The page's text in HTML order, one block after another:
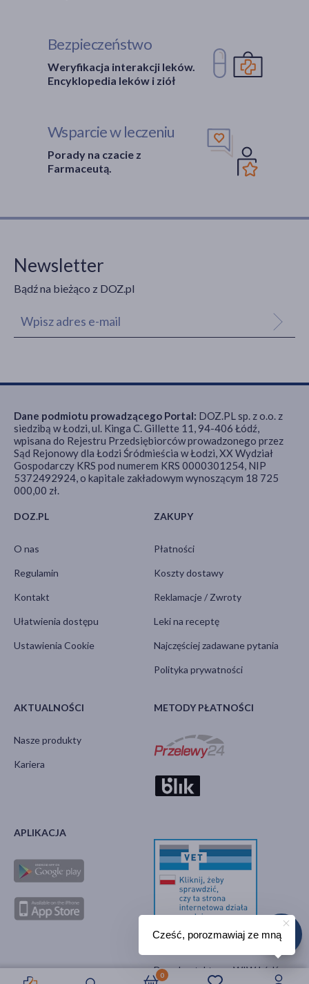
0
Bezpieczeństwo
Weryfikacja interakcji leków.
Encyklopedia leków i ziół
Wsparcie w leczeniu
Porady na czacie z
Farmaceutą.
Newsletter
Bądź na bieżąco z DOZ.pl
DOZ.PL
O nas
Regulamin
Kontakt
Ułatwienia dostępu
Ustawienia Cookie
ZAKUPY
Płatności
Koszty dostawy
Reklamacje / Zwroty
Leki na receptę
Najczęściej zadawane pytania
Polityka prywatności
AKTUALNOŚCI
Nasze produkty
Kariera
METODY PŁATNOŚCI
APLIKACJA
Dane kontaktowe WIW Łódź
Dane podmiotu prowadzącego Portal: DOZ.PL sp. z o.o. z
siedzibą w Łodzi, ul. Kinga C. Gillette 11, 94-406 Łódź,
wpisana do Rejestru Przedsiębiorców prowadzonego przez
Sąd Rejonowy dla Łodzi Śródmieścia w Łodzi, XX Wydział
Gospodarczy KRS pod numerem KRS 0000301254, NIP
5372492924, o kapitale zakładowym wynoszącym 18 725
000,00 zł.
Cześć, porozmawiaj ze mną